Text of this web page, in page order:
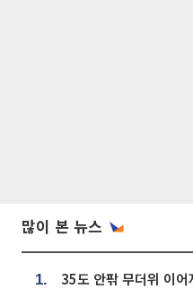
많이 본 뉴스
1.